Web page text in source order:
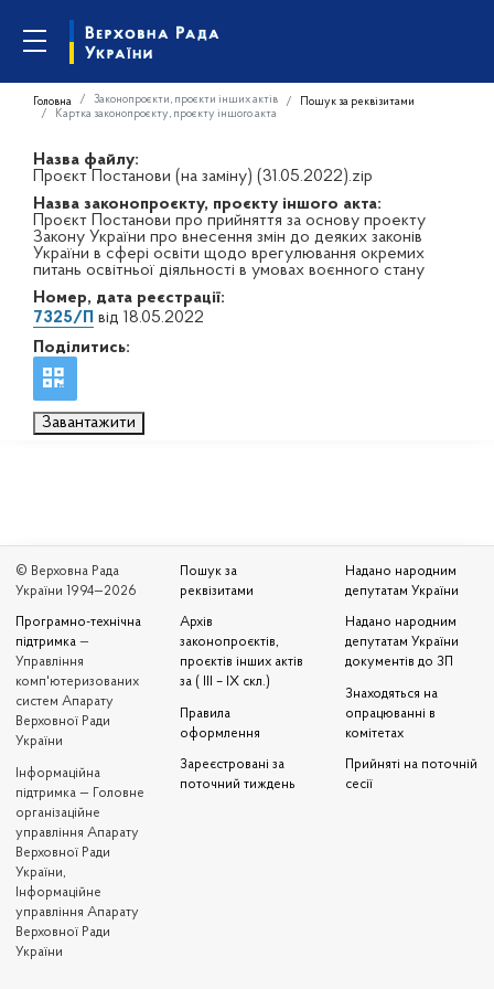
Головна Законопроєкти, проєкти інших актів
Пошук за реквізитами
Картка законопроєкту, проєкту іншого акта
Назва файлу:
Проєкт Постанови (на заміну) (31.05.2022).zip
Назва законопроєкту, проєкту іншого акта:
Проєкт Постанови про прийняття за основу проекту
Закону України про внесення змін до деяких законів
України в сфері освіти щодо врегулювання окремих
питань освітньої діяльності в умовах воєнного стану
Номер, дата реєстрації:
7325/П від 18.05.2022
Поділитись:
Завантажити
© Верховна Рада
України 1994—2026
Програмно-технічна
підтримка —
Управління
комп'ютеризованих
систем Апарату
Верховної Ради
України
Iнформаційна
підтримка — Головне
організаційне
управління Апарату
Верховної Ради
України,
Інформаційне
управління Апарату
Верховної Ради
України
Пошук за
реквізитами
Архів
законопроєктів,
проєктів інших актів
за ( III – IX скл.)
Правила
оформлення
Зареєстровані за
поточний тиждень
Надано народним
депутатам України
Надано народним
депутатам України
документів до ЗП
Знаходяться на
опрацюванні в
комітетах
Прийняті на поточній
сесії